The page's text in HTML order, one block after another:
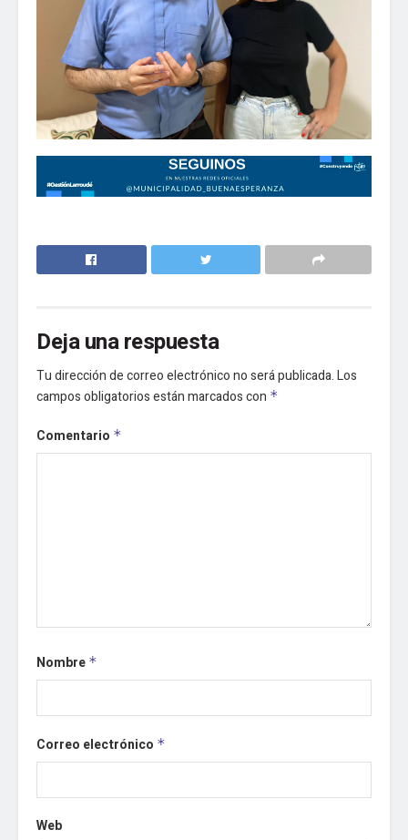
Deja una respuesta
Tu dirección de correo electrónico no será publicada.Los
campos obligatorios están marcados con *
Comentario *
Nombre *
Correo electrónico *
Web